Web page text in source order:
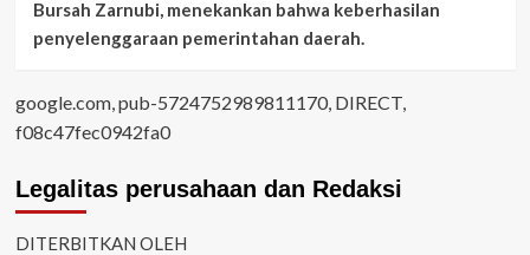
Bursah Zarnubi, menekankan bahwa keberhasilan
penyelenggaraan pemerintahan daerah.
google.com, pub-5724752989811170, DIRECT,
f08c47fec0942fa0
Legalitas perusahaan dan Redaksi
DITERBITKAN OLEH